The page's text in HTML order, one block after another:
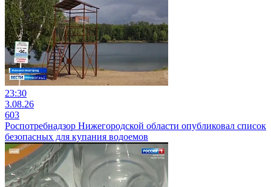
23:30
3.08.26
603
Роспотребнадзор Нижегородской области опубликовал список
безопасных для купания водоемов